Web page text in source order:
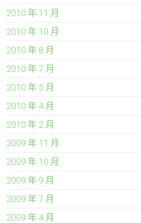
2010 年 11 月
2010 年 10 月
2010 年 8 月
2010 年 7 月
2010 年 5 月
2010 年 4 月
2010 年 2 月
2009 年 11 月
2009 年 10 月
2009 年 9 月
2009 年 7 月
2009 年 4 月